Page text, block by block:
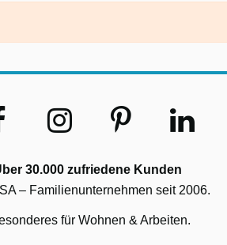
30.000 zufriedene Kunden
– Familienunternehmen seit 2006.
für Wohnen & Arbeiten.